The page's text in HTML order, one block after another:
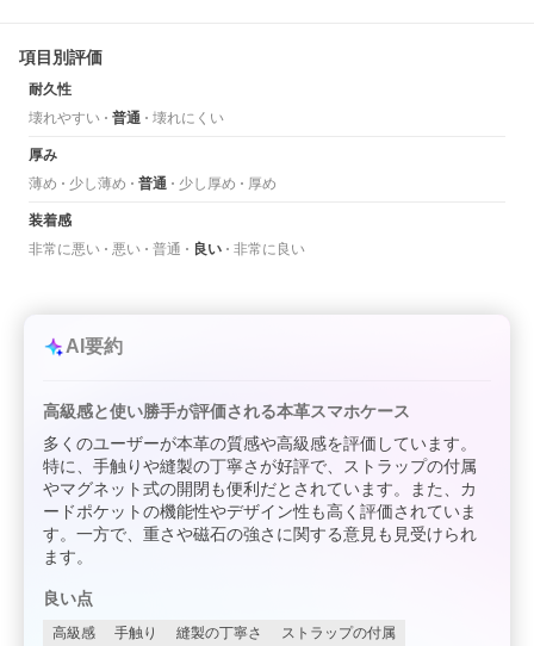
項目別評価
耐久性
壊れやすい
普通 壊れにくい
厚み
薄め
少し薄め 普通 少し厚め 厚め
装着感
非常に悪い
悪い 普通 良い 非常に良い
AI要約
高級感と使い勝手が評価される本革スマホケース
多くのユーザーが本革の質感や高級感を評価しています。
特に、手触りや縫製の丁寧さが好評で、ストラップの付属
やマグネット式の開閉も便利だとされています。また、カ
ードポケットの機能性やデザイン性も高く評価されていま
す。一方で、重さや磁石の強さに関する意見も見受けられ
ます。
良い点
高級感 手触り 縫製の丁寧さ
ストラップの付属